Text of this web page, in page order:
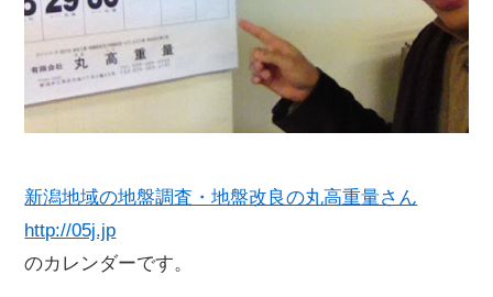
新潟地域の地盤調査・地盤改良の丸高重量さん
http://05j.jp
のカレンダーです。